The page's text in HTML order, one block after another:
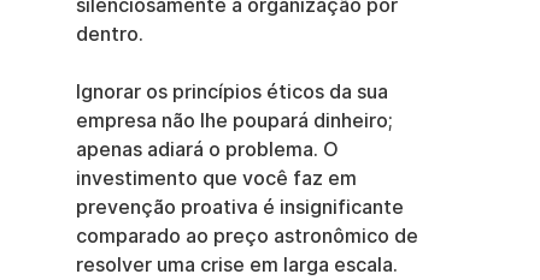
silenciosamente a organização por
dentro.
Ignorar os princípios éticos da sua
empresa não lhe poupará dinheiro;
apenas adiará o problema. O
investimento que você faz em
prevenção proativa é insignificante
comparado ao preço astronômico de
resolver uma crise em larga escala.